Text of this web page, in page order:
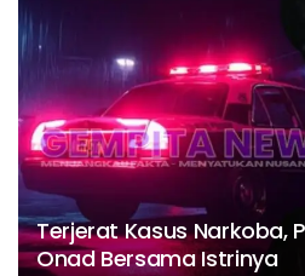
Terjerat Kasus Narkoba,
Onad Bersama Istrinya